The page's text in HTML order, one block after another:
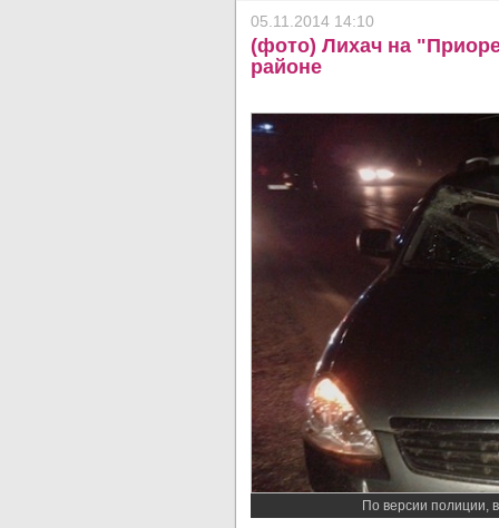
05.11.2014 14:10
(фото) Лихач на
районе
По версии полиции,